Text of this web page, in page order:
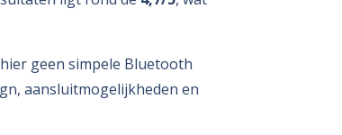
geen simpele Bluetooth
aansluitmogelijkheden en